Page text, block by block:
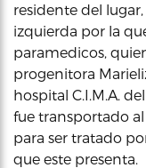
residente del
izquierda por la
paramedicos,
progenitora
hospital C.I.M.A.
fue transportado
para ser tratado
que este presenta.